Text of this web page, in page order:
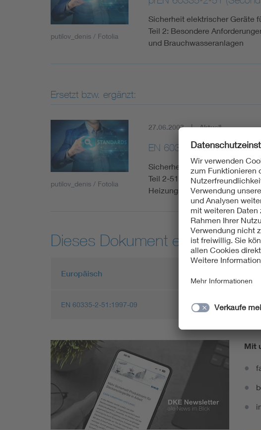
putilov_denis / Fotolia
Sicherheit elektrischer Geräte
Teil 2: Besondere
und Brauchwasseranlagen
Ersetzt bzw. ergänzt:
putilov_denis / Fotolia
27.06.2003 Aktuell
EN 60335-2-51:2003-06
Sicherheit elektrischer Geräte
Teil 2-51: Besondere
Heizungs- und
Dieses Dokument entspricht:
Europäisch
EN 60335-2-51:1997-09 IEC
Mit